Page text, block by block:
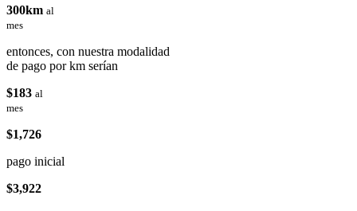
300km al
mes
entonces, con nuestra modalidad
de pago por km serían
$183 al
mes
$1,726
pago inicial
$3,922